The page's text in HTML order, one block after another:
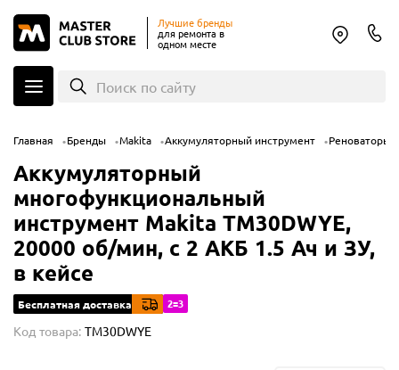
Лучшие бренды
для ремонта в
одном месте
Поиск по сайту
Главная Бренды Makita Аккумуляторный инструмент Реноваторы
Аккумуляторный
многофункциональный
инструмент Makita TM30DWYE,
20000 об/мин, с 2 АКБ 1.5 Ач и ЗУ,
в кейсе
Бесплатная доставка 2=3
Код товара: TM30DWYE